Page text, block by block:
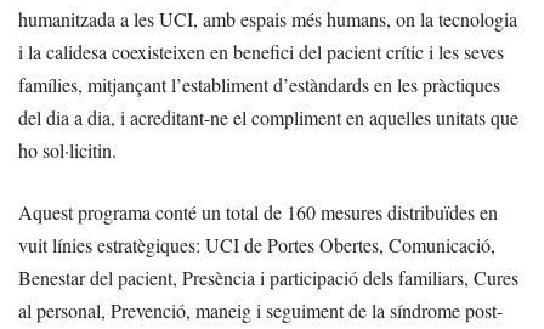
humanitzada a les UCI, amb espais més humans, on la tecnologia
i la calidesa coexisteixen en benefici del pacient crític i les seves
famílies, mitjançant l’establiment d’estàndards en les pràctiques
del dia a dia, i acreditant-ne el compliment en aquelles unitats que
ho sol·licitin.
Aquest programa conté un total de 160 mesures distribuïdes en
vuit línies estratègiques: UCI de Portes Obertes, Comunicació,
Benestar del pacient, Presència i participació dels familiars, Cures
al personal, Prevenció, maneig i seguiment de la síndrome post-